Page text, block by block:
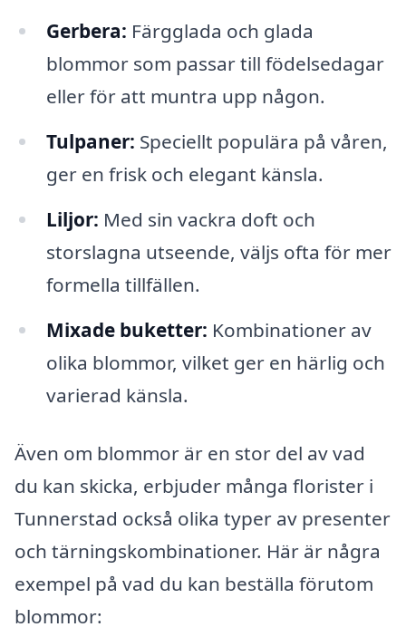
Gerbera: Färgglada och glada
blommor som passar till födelsedagar
eller för att muntra upp någon.
Tulpaner: Speciellt populära på våren,
ger en frisk och elegant känsla.
Liljor: Med sin vackra doft och
storslagna utseende, väljs ofta för mer
formella tillfällen.
Mixade buketter: Kombinationer av
olika blommor, vilket ger en härlig och
varierad känsla.
Även om blommor är en stor del av vad
du kan skicka, erbjuder många florister i
Tunnerstad också olika typer av presenter
och tärningskombinationer. Här är några
exempel på vad du kan beställa förutom
blommor: